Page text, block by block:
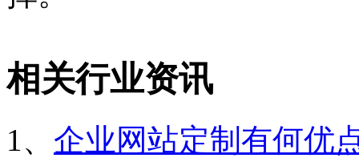
相关行业资讯
1、 企业网站定制有何优